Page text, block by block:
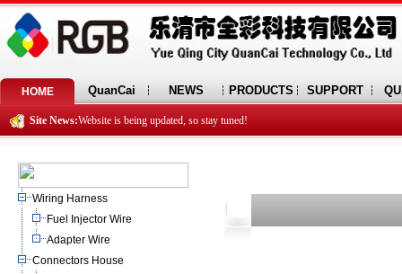
HOME QuanCai NEWS PRODUCTS SUPPORT
Site News:Website is being updated, so stay tuned!
Wiring Harness
Fuel Injector Wire
Adapter Wire
Connectors House